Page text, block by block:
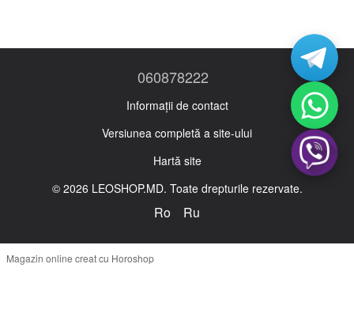
060878222
Informații de contact
Versiunea completă a site-ului
Hartă site
© 2026 LEOSHOP.MD. Toate drepturile rezervate.
Ro Ru
Magazin online creat cu Horoshop